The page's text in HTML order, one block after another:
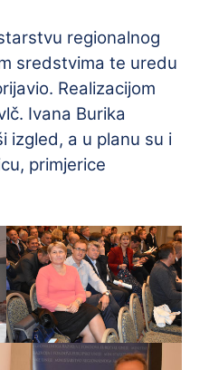
regionalnog
sredstvima te uredu
Realizacijom
Ivana Burika
izgled, a u planu su i
primjerice